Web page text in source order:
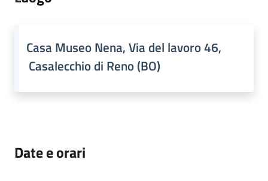
Casa Museo Nena, Via del lavoro 46,
Casalecchio di Reno (BO)
Date e orari